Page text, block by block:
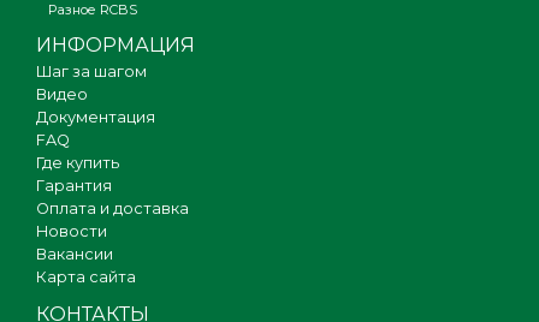
Разное RCBS
ИНФОРМАЦИЯ
Шаг за шагом
Видео
Документация
FAQ
Где купить
Гарантия
Оплата и доставка
Новости
Вакансии
Карта сайта
КОНТАКТЫ